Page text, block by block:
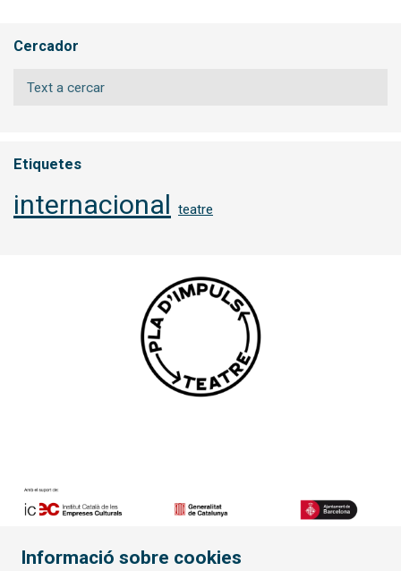
Cercador
Etiquetes
internacional teatre
Diapositiva 2 de 7
Informació sobre cookies